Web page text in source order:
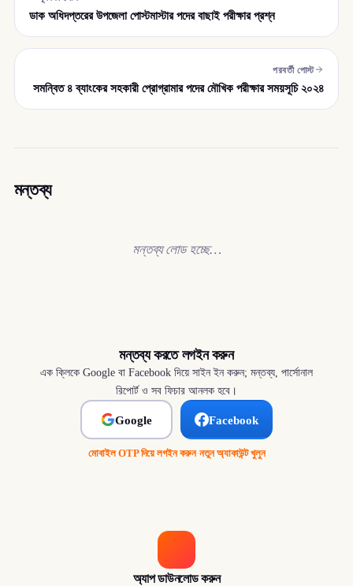
ডাক অধিদপ্তরের উপজেলা পোস্টমাস্টার পদের বাছাই পরীক্ষার প্রশ্ন
পরবর্তী পোস্ট
সমন্বিত ৪ ব্যাংকের সহকারী প্রোগ্রামার পদের মৌখিক পরীক্ষার সময়সূচি ২০২৪
মন্তব্য
মন্তব্য লোড হচ্ছে…
মন্তব্য করতে লগইন করুন
এক ক্লিকে Google বা Facebook দিয়ে সাইন ইন করুন; মন্তব্য, পার্সোনাল
রিপোর্ট ও সব ফিচার আনলক হবে।
Google Facebook
মোবাইল OTP দিয়ে লগইন করুন·নতুন অ্যাকাউন্ট খুলুন
অ্যাপ ডাউনলোড করুন